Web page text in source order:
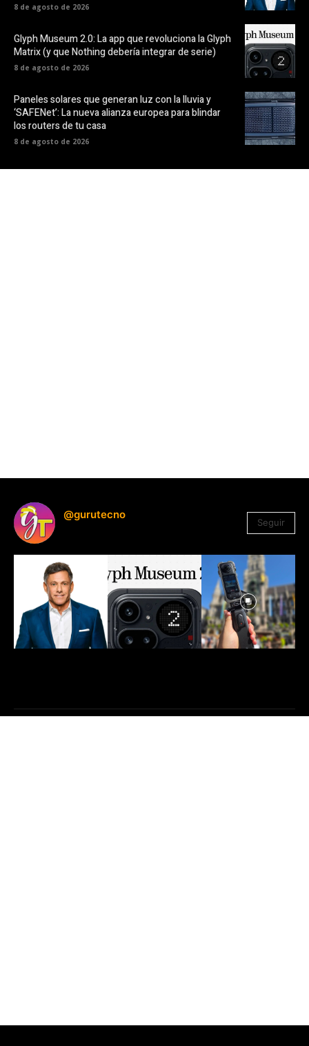
8 de agosto de 2026
Glyph Museum 2.0: La app que revoluciona la Glyph
Matrix (y que Nothing debería integrar de serie)
8 de agosto de 2026
Paneles solares que generan luz con la lluvia y
‘SAFENet’: La nueva alianza europea para blindar
los routers de tu casa
8 de agosto de 2026
@gurutecno
Seguir